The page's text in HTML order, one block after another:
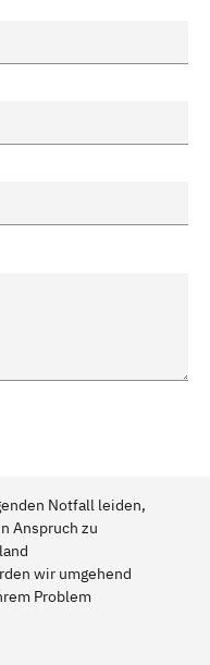
Notfall leiden,
Anspruch zu
wir umgehend
Problem